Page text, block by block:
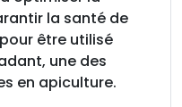
la santé de
être utilisé
une des
en apiculture.